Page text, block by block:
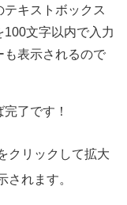
テキストボックス
100文字以内で入力
も表示されるので
了です！
クリックして拡大
れます。